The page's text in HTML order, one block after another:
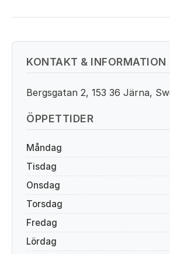
KONTAKT & INFORMATION
Bergsgatan 2, 153 36 Järna,
ÖPPETTIDER
Måndag
Tisdag
Onsdag
Torsdag
Fredag
Lördag